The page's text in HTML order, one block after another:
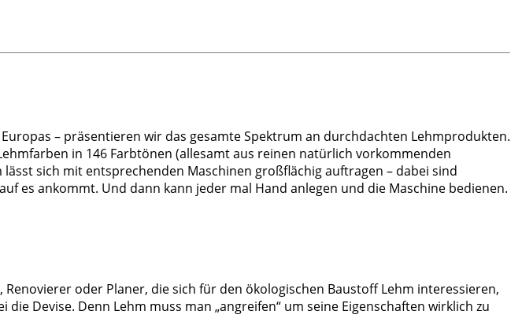
– präsentieren wir das gesamte Spektrum an durchdachten Lehmprodukten.
in 146 Farbtönen (allesamt aus reinen natürlich vorkommenden
sich mit entsprechenden Maschinen großflächig auftragen – dabei sind
es ankommt. Und dann kann jeder mal Hand anlegen und die Maschine bedienen.
oder Planer, die sich für den ökologischen Baustoff Lehm interessieren,
Devise. Denn Lehm muss man „angreifen“ um seine Eigenschaften wirklich zu